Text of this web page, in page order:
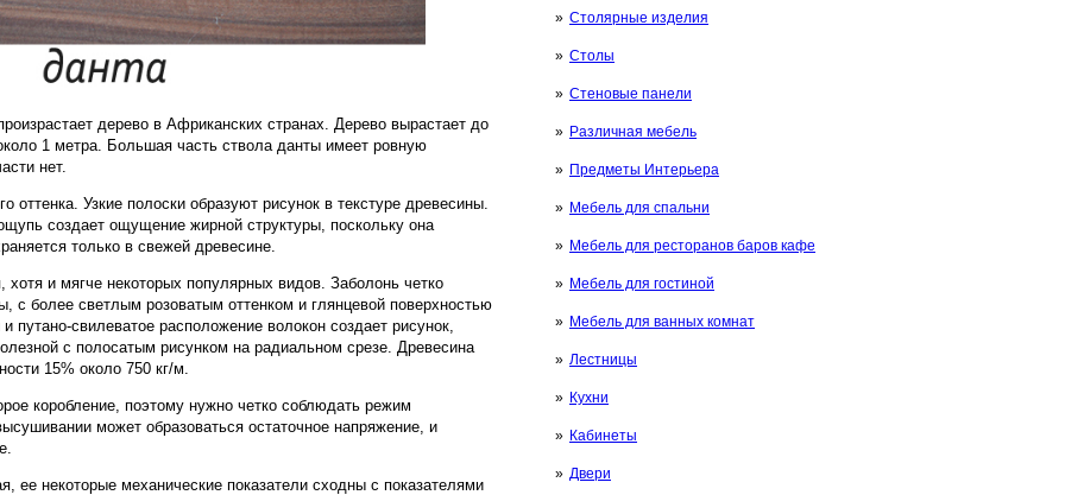
Столярные изделия
Столы
Стеновые панели
Различная мебель
Предметы Интерьера
Мебель для спальни
Мебель для ресторанов баров кафе
Мебель для гостиной
Мебель для ванных комнат
Лестницы
Кухни
Кабинеты
Двери
дерево в Африканских странах. Дерево вырастает до
1 метра. Большая часть ствола данты имеет ровную
нет.
оттенка. Узкие полоски образуют рисунок в текстуре древесины.
создает ощущение жирной структуры, поскольку она
только в свежей древесине.
и мягче некоторых популярных видов. Заболонь четко
с более светлым розоватым оттенком и глянцевой поверхностью
путано-свилеватое расположение волокон создает рисунок,
с полосатым рисунком на радиальном срезе. Древесина
15% около 750 кг/м.
коробление, поэтому нужно четко соблюдать режим
может образоваться остаточное напряжение, и
ее некоторые механические показатели сходны с показателями